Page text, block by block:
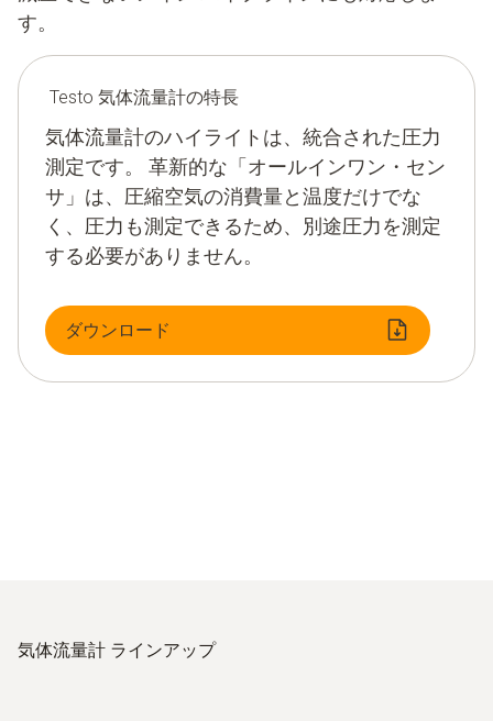
す。
Testo 気体流量計の特長
気体流量計のハイライトは、統合された圧力
測定です。 革新的な「オールインワン・セン
サ」は、圧縮空気の消費量と温度だけでな
く、圧力も測定できるため、別途圧力を測定
する必要がありません。
ダウンロード
気体流量計 ラインアップ